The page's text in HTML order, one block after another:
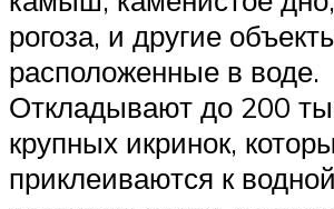
рогоза, и другие
расположенные в воде.
Откладывают до 200
крупных икринок,
приклеиваются к водной